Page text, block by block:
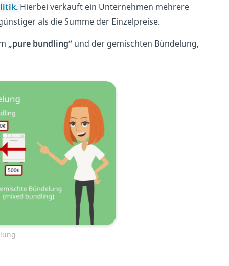
Hierbei verkauft ein Unternehmen mehrere
als die Summe der Einzelpreise.
„pure bundling“und der gemischten Bündelung,